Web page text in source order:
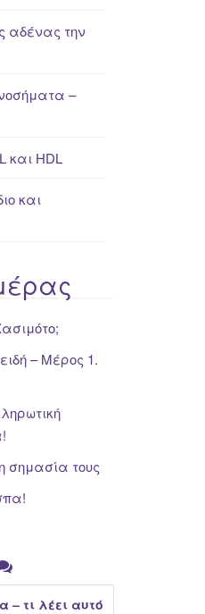
αδένας την
–
και HDL
και
– Μέρος 1.
σημασία τους
τι λέει αυτό